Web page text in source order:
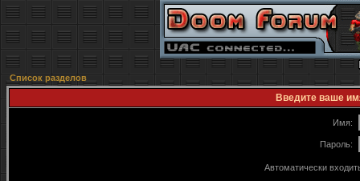
Список разделов
Введите ваше
Имя:
Пароль:
Автоматически